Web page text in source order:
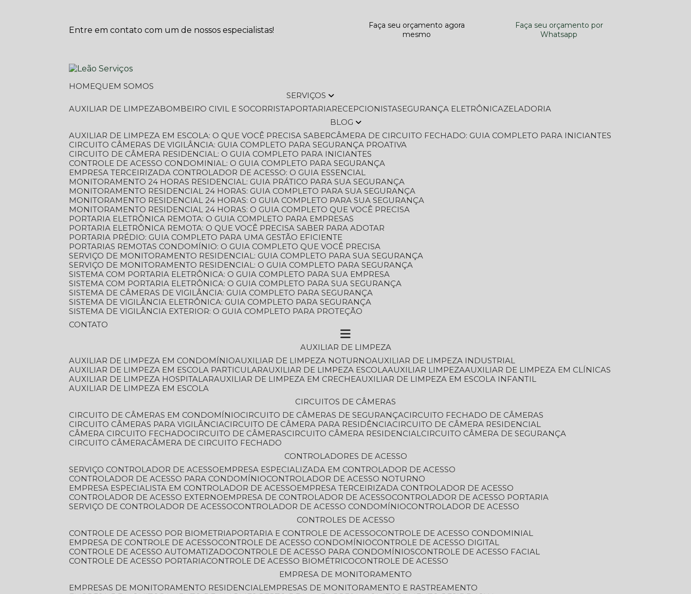
Entre em contato com um de nossos especialistas!
Faça seu orçamento agora
mesmo
Faça seu orçamento por
Whatsapp
HOME
QUEM SOMOS
SERVIÇOS
AUXILIAR DE LIMPEZA
BOMBEIRO CIVIL E SOCORRISTA PORTARIA RECEPCIONISTA SEGURANÇA ELETRÔNICA
ZELADORIA
BLOG
AUXILIAR DE LIMPEZA EM ESCOLA: O QUE VOCÊ PRECISA SABER
CÂMERA DE CIRCUITO FECHADO: GUIA COMPLETO PARA INICIANTES
CIRCUITO CÂMERAS DE VIGILÂNCIA: GUIA COMPLETO PARA SEGURANÇA PROATIVA
CIRCUITO DE CÂMERA RESIDENCIAL: O GUIA COMPLETO PARA INICIANTES
CONTROLE DE ACESSO CONDOMINIAL: O GUIA COMPLETO PARA SEGURANÇA
EMPRESA TERCEIRIZADA CONTROLADOR DE ACESSO: O GUIA ESSENCIAL
MONITORAMENTO 24 HORAS RESIDENCIAL: GUIA PRÁTICO PARA SUA SEGURANÇA
MONITORAMENTO RESIDENCIAL 24 HORAS: GUIA COMPLETO PARA SUA SEGURANÇA
MONITORAMENTO RESIDENCIAL 24 HORAS: O GUIA COMPLETO PARA SUA SEGURANÇA
MONITORAMENTO RESIDENCIAL 24 HORAS: O GUIA COMPLETO QUE VOCÊ PRECISA
PORTARIA ELETRÔNICA REMOTA: O GUIA COMPLETO PARA EMPRESAS
PORTARIA ELETRÔNICA REMOTA: O QUE VOCÊ PRECISA SABER PARA ADOTAR
PORTARIA PRÉDIO: GUIA COMPLETO PARA UMA GESTÃO EFICIENTE
PORTARIAS REMOTAS CONDOMÍNIO: O GUIA COMPLETO QUE VOCÊ PRECISA
SERVIÇO DE MONITORAMENTO RESIDENCIAL: GUIA COMPLETO PARA SUA SEGURANÇA
SERVIÇO DE MONITORAMENTO RESIDENCIAL: O GUIA COMPLETO PARA SEGURANÇA
SISTEMA COM PORTARIA ELETRÔNICA: O GUIA COMPLETO PARA SUA EMPRESA
SISTEMA COM PORTARIA ELETRÔNICA: O GUIA COMPLETO PARA SUA SEGURANÇA
SISTEMA DE CÂMERAS DE VIGILÂNCIA: GUIA COMPLETO PARA SEGURANÇA
SISTEMA DE VIGILÂNCIA ELETRÔNICA: GUIA COMPLETO PARA SEGURANÇA
SISTEMA DE VIGILÂNCIA EXTERIOR: O GUIA COMPLETO PARA PROTEÇÃO
CONTATO
AUXILIAR DE LIMPEZA
AUXILIAR DE LIMPEZA EM CONDOMÍNIO
AUXILIAR DE LIMPEZA NOTURNO
AUXILIAR DE LIMPEZA INDUSTRIAL
AUXILIAR DE LIMPEZA EM ESCOLA PARTICULAR
AUXILIAR DE LIMPEZA ESCOLA AUXILIAR LIMPEZA
AUXILIAR DE LIMPEZA EM CLÍNICAS
AUXILIAR DE LIMPEZA HOSPITALAR
AUXILIAR DE LIMPEZA EM CRECHE
AUXILIAR DE LIMPEZA EM ESCOLA INFANTIL
AUXILIAR DE LIMPEZA EM ESCOLA
CIRCUITOS DE CÂMERAS
CIRCUITO DE CÂMERAS EM CONDOMÍNIO
CIRCUITO DE CÂMERAS DE SEGURANÇA
CIRCUITO FECHADO DE CÂMERAS
CIRCUITO CÂMERAS PARA VIGILÂNCIA
CIRCUITO DE CÂMERA PARA RESIDÊNCIA
CIRCUITO DE CÂMERA RESIDENCIAL
CÂMERA CIRCUITO FECHADO
CIRCUITO DE CÂMERAS CIRCUITO CÂMERA RESIDENCIAL
CIRCUITO CÂMERA DE SEGURANÇA
CIRCUITO CÂMERA
CÂMERA DE CIRCUITO FECHADO
CONTROLADORES DE ACESSO
SERVIÇO CONTROLADOR DE ACESSO
EMPRESA ESPECIALIZADA EM CONTROLADOR DE ACESSO
CONTROLADOR DE ACESSO PARA CONDOMÍNIO
CONTROLADOR DE ACESSO NOTURNO
EMPRESA ESPECIALISTA EM CONTROLADOR DE ACESSO
EMPRESA TERCEIRIZADA CONTROLADOR DE ACESSO
CONTROLADOR DE ACESSO EXTERNO
EMPRESA DE CONTROLADOR DE ACESSO
CONTROLADOR DE ACESSO PORTARIA
SERVIÇO DE CONTROLADOR DE ACESSO
CONTROLADOR DE ACESSO CONDOMÍNIO
CONTROLADOR DE ACESSO
CONTROLES DE ACESSO
CONTROLE DE ACESSO POR BIOMETRIA
PORTARIA E CONTROLE DE ACESSO
CONTROLE DE ACESSO CONDOMINIAL
EMPRESA DE CONTROLE DE ACESSO
CONTROLE DE ACESSO CONDOMÍNIO
CONTROLE DE ACESSO DIGITAL
CONTROLE DE ACESSO AUTOMATIZADO
CONTROLE DE ACESSO PARA CONDOMÍNIOS
CONTROLE DE ACESSO FACIAL
CONTROLE DE ACESSO PORTARIA CONTROLE DE ACESSO BIOMÉTRICO
CONTROLE DE ACESSO
EMPRESA DE MONITORAMENTO
EMPRESAS DE MONITORAMENTO RESIDENCIAL
EMPRESAS DE MONITORAMENTO E RASTREAMENTO